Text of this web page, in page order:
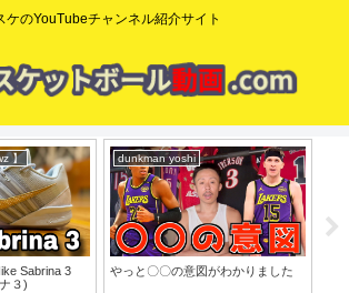
ケのYouTubeチャンネル紹介サイト
】
Sabrina 3
３)
dunkman yoshi
やっと〇〇の意図がわかりました